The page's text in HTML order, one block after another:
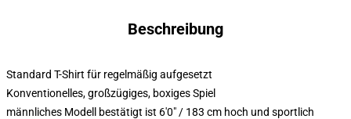
Beschreibung
Standard T-Shirt für regelmäßig aufgesetzt
Konventionelles, großzügiges, boxiges Spiel
männliches Modell bestätigt ist 6'0" / 183 cm hoch und sportlich